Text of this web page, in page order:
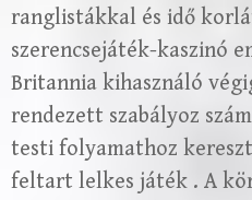
ranglistákkal és idő
szerencsejáték-kaszinó
Britannia kihasználó
rendezett szabályoz
testi folyamathoz
feltart lelkes játék . A